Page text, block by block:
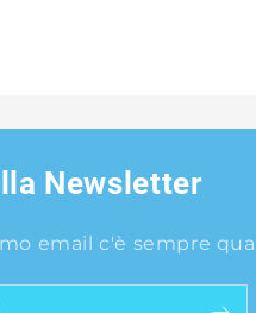
Newsletter
email c'è sempre